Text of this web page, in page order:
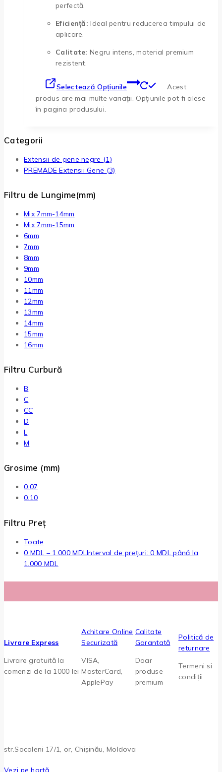
perfectă.
Eficiență: Ideal pentru reducerea timpului de
aplicare.
Calitate: Negru intens, material premium
rezistent.
Selectează Opțiunile
Acest
produs are mai multe variații. Opțiunile pot fi alese
în pagina produsului.
Categorii
Extensii de gene negre (1)
PREMADE Extensii Gene (3)
Filtru de Lungime(mm)
Mix 7mm-14mm
Mix 7mm-15mm
6mm
7mm
8mm
9mm
10mm
11mm
12mm
13mm
14mm
15mm
16mm
Filtru Curbură
B
C
CC
D
L
M
Grosime (mm)
0.07
0.10
Filtru Preț
Toate
0 MDL – 1.000MDLInterval de prețuri: 0 MDL până la
1.000 MDL
Livrare Express
Livrare gratuită la
comenzi de la 1000 lei
Achitare Online
Securizată
VISA,
MasterCard,
ApplePay
Calitate
Garantată
Doar
produse
premium
Politică de
returnare
Termeni si
condiții
str.Socoleni 17/1, or, Chișinău, Moldova
Vezi pe hartă